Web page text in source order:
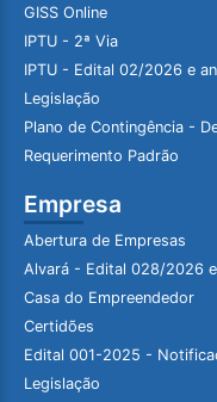
GISS Online
IPTU - 2ª Via
IPTU - Edital 02/2026 e
Legislação
Plano de Contingência -
Requerimento Padrão
Empresa
Abertura de Empresas
Alvará - Edital 028/2026
Casa do Empreendedor
Certidões
Edital 001-2025 -
Legislação